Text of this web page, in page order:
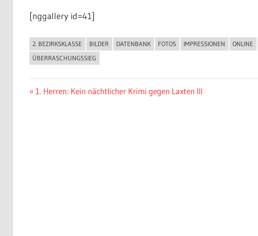
[nggallery id=41]
ALLGEMEIN
2. BEZIRKSKLASSE BILDER DATENBANK FOTOS IMPRESSIONEN ONLINE
ÜBERRASCHUNGSSIEG
Beitragsnavigation
Vorheriger
1. Herren: Kein nächtlicher Krimi gegen Laxten III